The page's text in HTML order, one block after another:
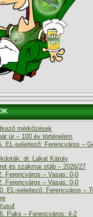
mérkőzések
úr – 100 év történelem
EL-selejtező: Ferencváros –
dr. Lakat Károly
és szakmai stáb – 2026/27
Ferencváros – Vasas: 0-0
Ferencváros – Vasas: 0-0
EL-selejtező: Ferencváros –
Paks – Ferencváros: 4-2